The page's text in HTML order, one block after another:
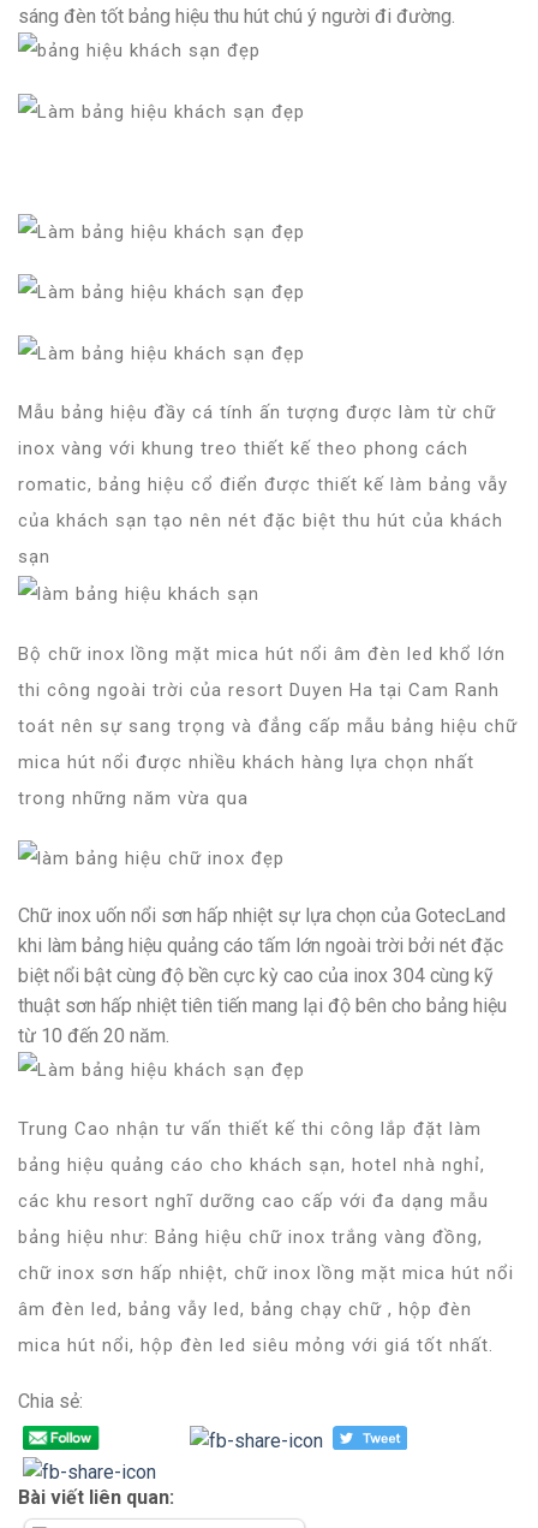
sáng đèn tốt bảng hiệu thu hút chú ý người đi đường.
Mẫu bảng hiệu đầy cá tính ấn tượng được làm từ chữ
inox vàng với khung treo thiết kế theo phong cách
romatic, bảng hiệu cổ điển được thiết kế làm bảng vẫy
của khách sạn tạo nên nét đặc biệt thu hút của khách
sạn
Bộ chữ inox lồng mặt mica hút nổi âm đèn led khổ lớn
thi công ngoài trời của resort Duyen Ha tại Cam Ranh
toát nên sự sang trọng và đẳng cấp mẫu bảng hiệu chữ
mica hút nổi được nhiều khách hàng lựa chọn nhất
trong những năm vừa qua
Chữ inox uốn nổi sơn hấp nhiệt sự lựa chọn của GotecLand
khi làm bảng hiệu quảng cáo tấm lớn ngoài trời bởi nét đặc
biệt nổi bật cùng độ bền cực kỳ cao của inox 304 cùng kỹ
thuật sơn hấp nhiệt tiên tiến mang lại độ bên cho bảng hiệu
từ 10 đến 20 năm.
Trung Cao nhận tư vấn thiết kế thi công lắp đặt làm
bảng hiệu quảng cáo cho khách sạn, hotel nhà nghỉ,
các khu resort nghĩ dưỡng cao cấp với đa dạng mẫu
bảng hiệu như: Bảng hiệu chữ inox trắng vàng đồng,
chữ inox sơn hấp nhiệt, chữ inox lồng mặt mica hút nổi
âm đèn led, bảng vẫy led, bảng chạy chữ , hộp đèn
mica hút nổi, hộp đèn led siêu mỏng với giá tốt nhất.
Chia sẻ:
Bài viết liên quan: